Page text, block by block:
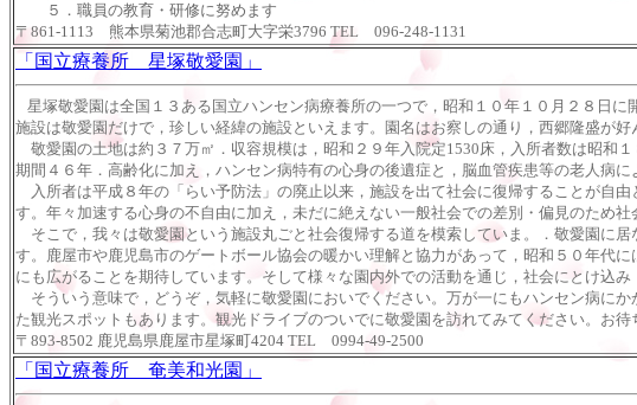
５．職員の教育・研修に努めます
〒861-1113 熊本県菊池郡合志町大字栄3796 TEL 096-248-1131
「国立療養所 星塚敬愛園」
星塚敬愛園は全国１３ある国立ハンセン病療養所の一つで，昭和１０年１０月２８日
施設は敬愛園だけで，珍しい経緯の施設といえます。園名はお察しの通り，西郷隆盛が好
敬愛園の土地は約３７万㎡．収容規模は，昭和２９年入院定1530床，入所者数は昭和
期間４６年．高齢化に加え，ハンセン病特有の心身の後遺症と，脳血管疾患等の老人病
入所者は平成８年の「らい予防法」の廃止以来，施設を出て社会に復帰することが自
す。年々加速する心身の不自由に加え，未だに絶えない一般社会での差別・偏見のため
そこで，我々は敬愛園という施設丸ごと社会復帰する道を模索していま。．敬愛園に
す。鹿屋市や鹿児島市のゲートボール協会の暖かい理解と協力があって，昭和５０年代
にも広がることを期待しています。そして様々な園内外での活動を通じ，社会にとけ込
そういう意味で，どうぞ，気軽に敬愛園においでください。万が一にもハンセン病に
た観光スポットもあります。観光ドライブのついでに敬愛園を訪れてみてください。お待
〒893-8502 鹿児島県鹿屋市星塚町4204 TEL 0994-49-2500
「国立療養所 奄美和光園」